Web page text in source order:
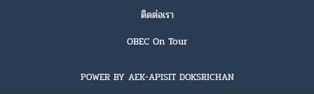
ติดต่อเรา
OBEC On Tour
POWER BY AEK-APISIT DOKSRICHAN